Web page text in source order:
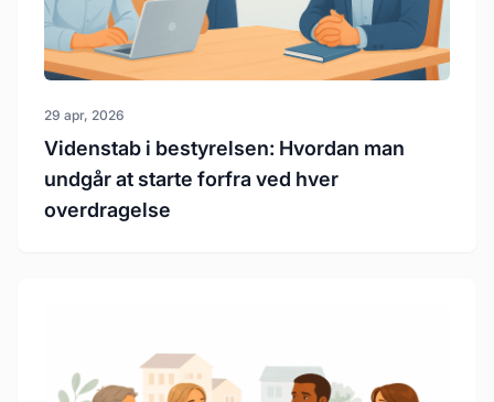
29 apr, 2026
Videnstab i bestyrelsen: Hvordan man
undgår at starte forfra ved hver
overdragelse